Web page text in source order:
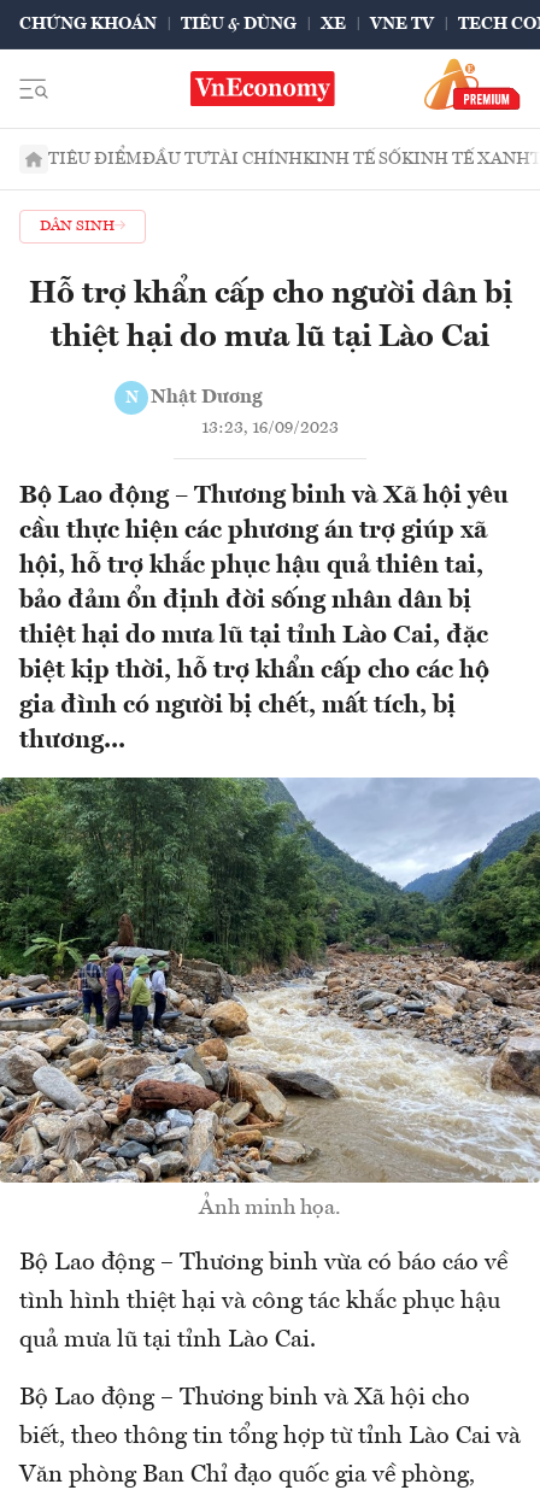
CHỨNG KHOÁN TIÊU & DÙNG XE VNE TV TECH
TIÊU ĐIỂMĐẦU TƯTÀI CHÍNHKINH TẾ SỐKINH TẾ XANH
DÂN SINH
Hỗ trợ khẩn cấp cho người dân bị
thiệt hại do mưa lũ tại Lào Cai
N Nhật Dương
13:23, 16/09/2023
Bộ Lao động – Thương binh và Xã hội yêu
cầu thực hiện các phương án trợ giúp xã
hội, hỗ trợ khắc phục hậu quả thiên tai,
bảo đảm ổn định đời sống nhân dân bị
thiệt hại do mưa lũ tại tỉnh Lào Cai, đặc
biệt kịp thời, hỗ trợ khẩn cấp cho các hộ
gia đình có người bị chết, mất tích, bị
thương...
Ảnh minh họa.
Bộ Lao động – Thương binh vừa có báo cáo về
tình hình thiệt hại và công tác khắc phục hậu
quả mưa lũ tại tỉnh Lào Cai.
Bộ Lao động – Thương binh và Xã hội cho
biết, theo thông tin tổng hợp từ tỉnh Lào Cai và
Văn phòng Ban Chỉ đạo quốc gia về phòng,